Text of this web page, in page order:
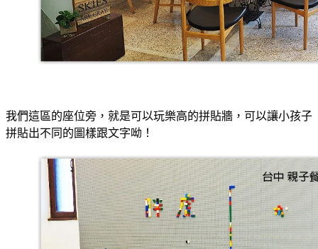
我們這區的座位旁，就是可以玩樂高的拼貼牆，可以讓小孩子
拼貼出不同的圖樣跟文字呦！